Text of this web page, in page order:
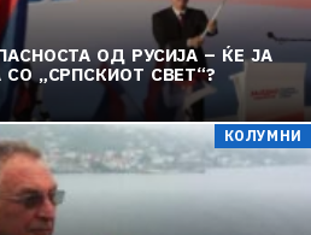
ОД РУСИЈА – ЌЕ ЈА
„СРПСКИОТ СВЕТ“?
КОЛУМНИ